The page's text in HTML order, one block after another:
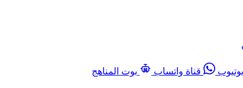
قناة واتساب
بوت المناهج